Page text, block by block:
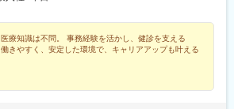
医療知識は不問。 事務経験を活かし、健診を支える
働きやすく、安定した環境で、キャリアアップも叶える